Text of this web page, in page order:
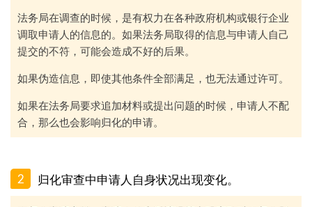
法务局在调查的时候，是有权力在各种政府机构或银行企业
调取申请人的信息的。如果法务局取得的信息与申请人自己
提交的不符，可能会造成不好的后果。
如果伪造信息，即使其他条件全部满足，也无法通过许可。
如果在法务局要求追加材料或提出问题的时候，申请人不配
合，那么也会影响归化的申请。
2 归化审查中申请人自身状况出现变化。